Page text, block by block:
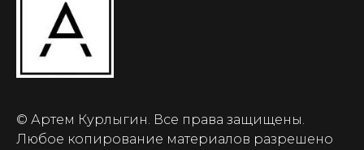
© Артем Курлыгин. Все права защищены.
Любое копирование материалов разрешено